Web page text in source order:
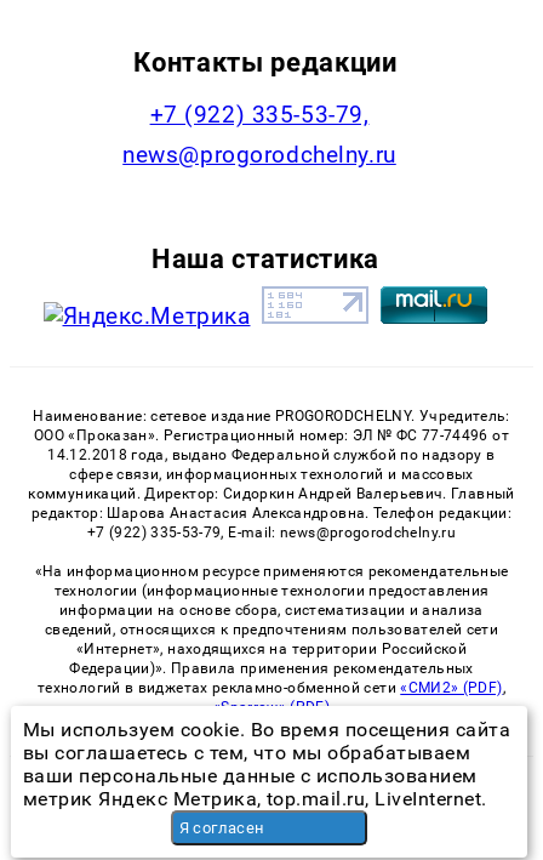
Контакты редакции
+7 (922) 335-53-79,
news@progorodchelny.ru
Наша статистика
Наименование: сетевое издание PROGORODCHELNY. Учредитель:
ООО «Проказан». Регистрационный номер: ЭЛ № ФС 77-74496 от
14.12.2018 года, выдано Федеральной службой по надзору в
сфере связи, информационных технологий и массовых
коммуникаций. Директор: Сидоркин Андрей Валерьевич. Главный
редактор: Шарова Анастасия Александровна. Телефон редакции:
+7 (922) 335-53-79, E-mail: news@progorodchelny.ru
«На информационном ресурсе применяются рекомендательные
технологии (информационные технологии предоставления
информации на основе сбора, систематизации и анализа
сведений, относящихся к предпочтениям пользователей сети
«Интернет», находящихся на территории Российской
Федерации)». Правила применения рекомендательных
технологий в виджетах рекламно-обменной сети«СМИ2» (PDF),
«Sparrow» (PDF)
© 2026 «PROGorodChelny» | Все права защищены
Возрастная категория сайта 16+
Политика конфиденциальности
Мы используем cookie. Во время посещения сайта
вы соглашаетесь с тем, что мы обрабатываем
ваши персональные данные с использованием
метрик Яндекс Метрика, top.mail.ru, LiveInternet.
Я согласен